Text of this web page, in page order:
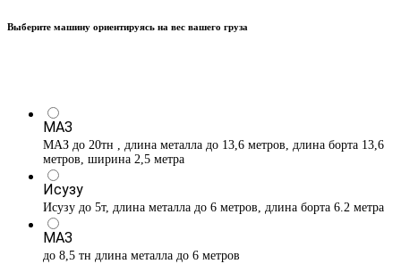
Выберите машину ориентируясь на вес вашего груза
МАЗ
МАЗ до 20тн , длина металла до 13,6 метров, длина борта 13,6
метров, ширина 2,5 метра
Исузу
Исузу до 5т, длина металла до 6 метров, длина борта 6.2 метра
МАЗ
до 8,5 тн длина металла до 6 метров